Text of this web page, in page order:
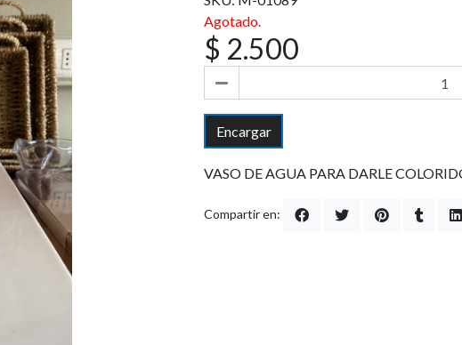
Agotado.
$ 2.500
Encargar
VASO DE AGUA PARA DARLE
Compartir en: